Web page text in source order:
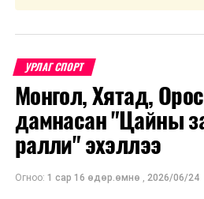
УРЛАГ СПОРТ
Монгол, Хятад,
дамнасан "Цайны
ралли" эхэллээ
Огноо: 1 сар 16 өдөр.өмнө , 2026/06/24